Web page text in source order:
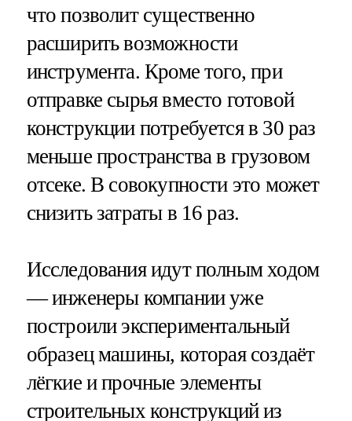
что позволит существенно
расширить возможности
инструмента. Кроме того, при
отправке сырья вместо готовой
конструкции потребуется в 30 раз
меньше пространства в грузовом
отсеке. В совокупности это может
снизить затраты в 16 раз.
Исследования идут полным ходом
— инженеры компании уже
построили экспериментальный
образец машины, которая создаёт
лёгкие и прочные элементы
строительных конструкций из